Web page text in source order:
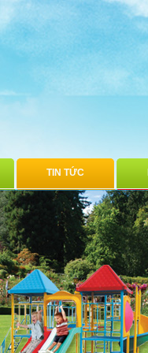
TIN TỨC